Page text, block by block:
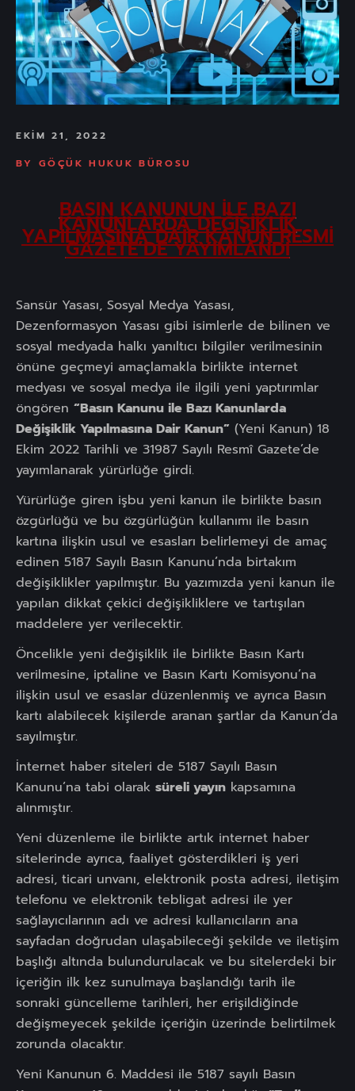
EKIM 21, 2022
BY
GÖÇÜK HUKUK BÜROSU
BASIN KANUNUN İLE BAZI
KANUNLARDA DEĞİŞİKLİK
YAPILMASINA DAİR KANUN RESMİ
GAZETE’DE YAYIMLANDI
Sansür Yasası, Sosyal Medya Yasası,
Dezenformasyon Yasası gibi isimlerle de bilinen ve
sosyal medyada halkı yanıltıcı bilgiler verilmesinin
önüne geçmeyi amaçlamakla birlikte internet
medyası ve sosyal medya ile ilgili yeni yaptırımlar
öngören “Basın Kanunu ile Bazı Kanunlarda
Değişiklik Yapılmasına Dair Kanun” (Yeni Kanun) 18
Ekim 2022 Tarihli ve 31987 Sayılı Resmî Gazete’de
yayımlanarak yürürlüğe girdi.
Yürürlüğe giren işbu yeni kanun ile birlikte basın
özgürlüğü ve bu özgürlüğün kullanımı ile basın
kartına ilişkin usul ve esasları belirlemeyi de amaç
edinen 5187 Sayılı Basın Kanunu’nda birtakım
değişiklikler yapılmıştır. Bu yazımızda yeni kanun ile
yapılan dikkat çekici değişikliklere ve tartışılan
maddelere yer verilecektir.
Öncelikle yeni değişiklik ile birlikte Basın Kartı
verilmesine, iptaline ve Basın Kartı Komisyonu’na
ilişkin usul ve esaslar düzenlenmiş ve ayrıca Basın
kartı alabilecek kişilerde aranan şartlar da Kanun’da
sayılmıştır.
İnternet haber siteleri de 5187 Sayılı Basın
Kanunu’na tabi olarak süreli yayın kapsamına
alınmıştır.
Yeni düzenleme ile birlikte artık internet haber
sitelerinde ayrıca, faaliyet gösterdikleri iş yeri
adresi, ticari unvanı, elektronik posta adresi, iletişim
telefonu ve elektronik tebligat adresi ile yer
sağlayıcılarının adı ve adresi kullanıcıların ana
sayfadan doğrudan ulaşabileceği şekilde ve iletişim
başlığı altında bulundurulacak ve bu sitelerdeki bir
içeriğin ilk kez sunulmaya başlandığı tarih ile
sonraki güncelleme tarihleri, her erişildiğinde
değişmeyecek şekilde içeriğin üzerinde belirtilmek
zorunda olacaktır.
Yeni Kanunun 6. Maddesi ile 5187 sayılı Basın